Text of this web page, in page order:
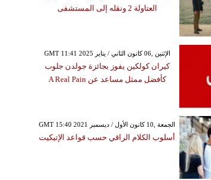
العتاولة 2 ونقله إلى المستشفى
GMT 11:41 2025 الإثنين ,06 كانون الثاني / يناير
كيران كولكين يفوز بجائزة جولدن جلوب
كأفضل ممثل مساعد عن A Real Pain
GMT 15:40 2021 الجمعة ,10 كانون الأول / ديسمبر
أسلوب الكلام الراقي حسب قواعد الإتيكيت